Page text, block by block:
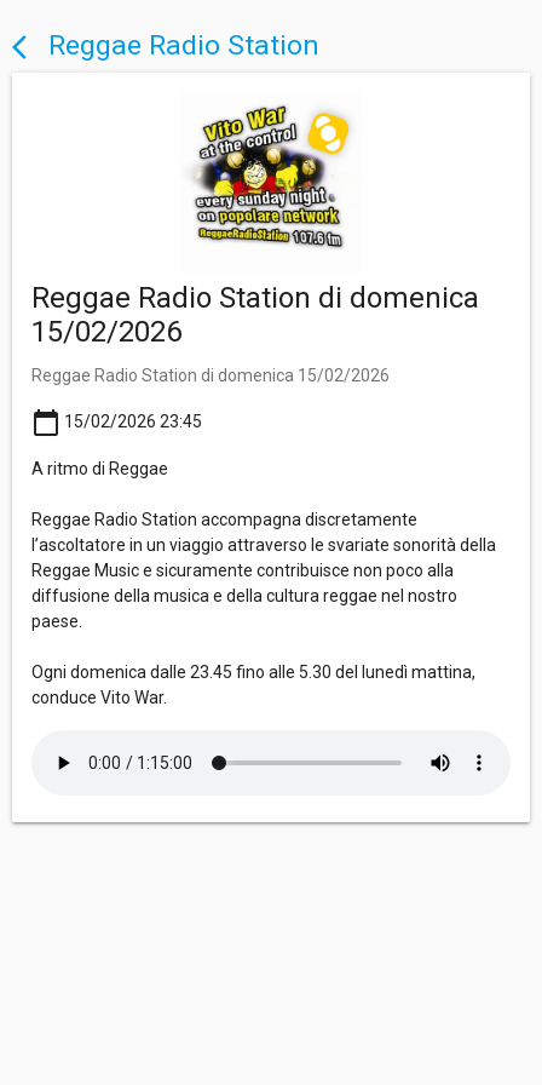
arrow_back_ios Reggae Radio Station
Reggae Radio Station di domenica
15/02/2026
Reggae Radio Station di domenica 15/02/2026
calendar_today 15/02/2026 23:45
A ritmo di Reggae
Reggae Radio Station accompagna discretamente
l’ascoltatore in un viaggio attraverso le svariate sonorità della
Reggae Music e sicuramente contribuisce non poco alla
diffusione della musica e della cultura reggae nel nostro
paese.
Ogni domenica dalle 23.45 fino alle 5.30 del lunedì mattina,
conduce Vito War.